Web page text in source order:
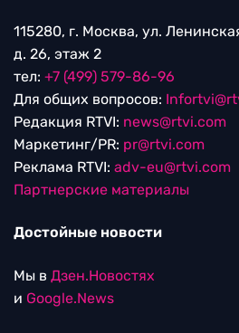
115280, г. Москва, ул.
д. 26, этаж 2
тел: +7 (499) 579-86-96
Для общих вопросов:
Редакция RTVI: news@rtvi.com
Маркетинг/PR: pr@rtvi.com
Реклама RTVI: adv-eu@rtvi.com
Партнерские материалы
Достойные новости
Мы в Дзен.Новостях
и Google.News